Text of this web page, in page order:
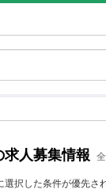
求人募集情報
択した条件が優先され